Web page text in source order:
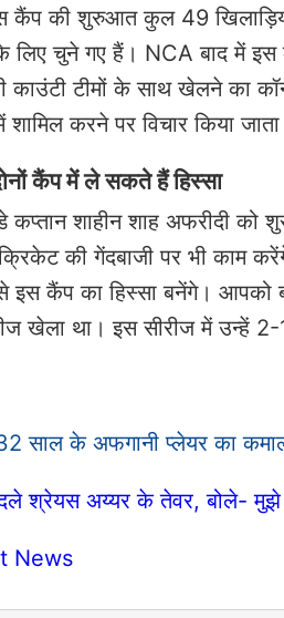
की शुरुआत कुल 49
लिए चुने गए हैं। NCA बाद में
काउंटी टीमों के साथ खेलने का
करने पर विचार किया
कैंप में ले सकते हैं हिस्सा
कप्तान शाहीन शाह अफरीदी को
की गेंदबाजी पर भी काम
इस कैंप का हिस्सा बनेंगे। आपको
खेला था। इस सीरीज में उन्हें 2-
साल के अफगानी प्लेयर का कमाल,
श्रेयस अय्यर के तेवर, बोले-
News